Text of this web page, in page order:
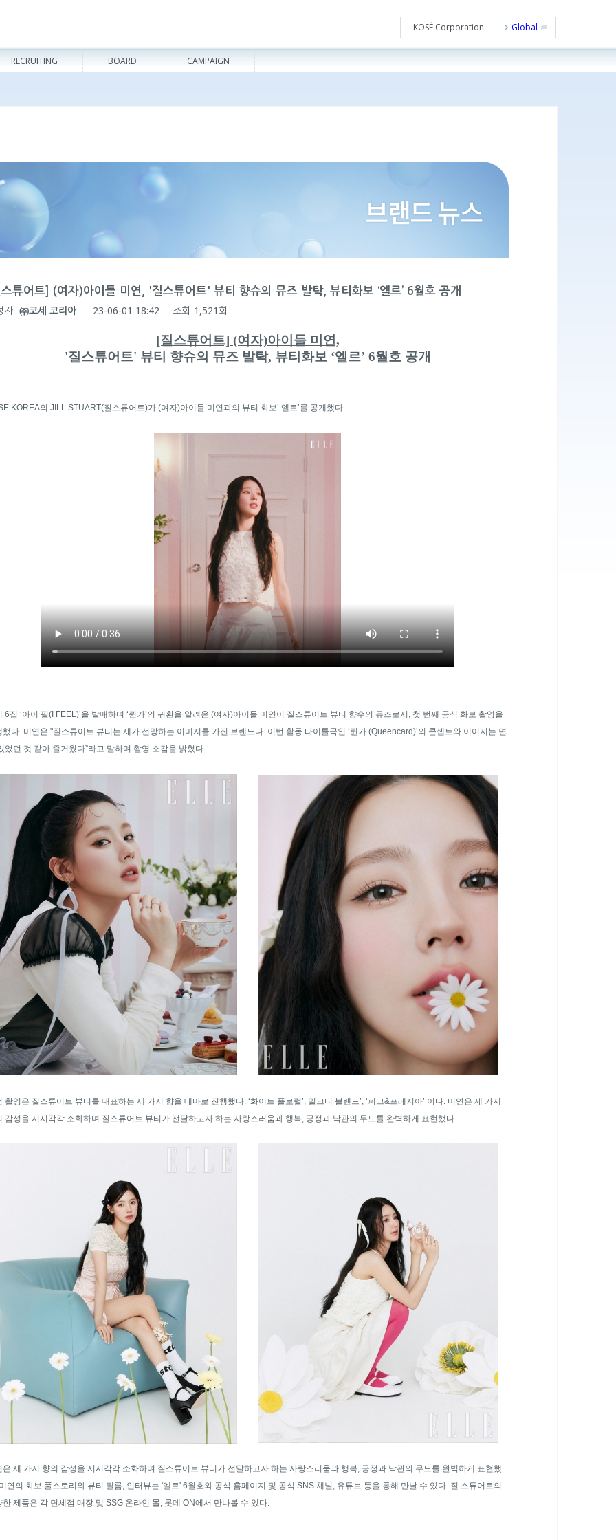
KOSÉ Corporation Global
RECRUITING BOARD CAMPAIGN
튜어트] (여자)아이들 미연, '질스튜어트' 뷰티 향슈의 뮤즈 발탁, 뷰티화보 ‘엘르’ 6월호 공개
자 ㈜코세 코리아 23-06-01 18:42 조회 1,521회
[질스튜어트] (여자)아이들 미연,
'질스튜어트' 뷰티 향슈의 뮤즈 발탁, 뷰티화보 ‘엘르’ 6월호 공개
KOREA의 JILL STUART(질스튜어트)가 (여자)아이들 미연과의 뷰티 화보’ 엘르’를 공개했다.
6집 ‘아이 필(I FEEL)’을 발매하며 ‘퀸카’의 귀환을 알려온 (여자)아이들 미연이 질스튜어트 뷰티 향수의 뮤즈로서, 첫 번째 공식 화보 촬영을
했다. 미연은 "질스튜어트 뷰티는 제가 선망하는 이미지를 가진 브랜드다. 이번 활동 타이틀곡인 ‘퀸카 (Queencard)’의 콘셉트와 이어지는 면
었던 것 같아 즐거웠다”라고 말하며 촬영 소감을 밝혔다.
촬영은 질스튜어트 뷰티를 대표하는 세 가지 향을 테마로 진행했다. ‘화이트 플로럴’, 밀크티 블랜드’, ‘피그&프레지아’ 이다. 미연은 세 가지
감성을 시시각각 소화하며 질스튜어트 뷰티가 전달하고자 하는 사랑스러움과 행복, 긍정과 낙관의 무드를 완벽하게 표현했다.
은 세 가지 향의 감성을 시시각각 소화하며 질스튜어트 뷰티가 전달하고자 하는 사랑스러움과 행복, 긍정과 낙관의 무드를 완벽하게 표현했
연의 화보 풀스토리와 뷰티 필름, 인터뷰는 '엘르' 6월호와 공식 홈페이지 및 공식 SNS 채널, 유튜브 등을 통해 만날 수 있다. 질 스튜어트의
한 제품은 각 면세점 매장 및 SSG 온라인 몰, 롯데 ON에서 만나볼 수 있다.